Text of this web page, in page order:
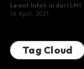
Lewat Infak.in dari LMI
14 April, 2021
Tag Cloud